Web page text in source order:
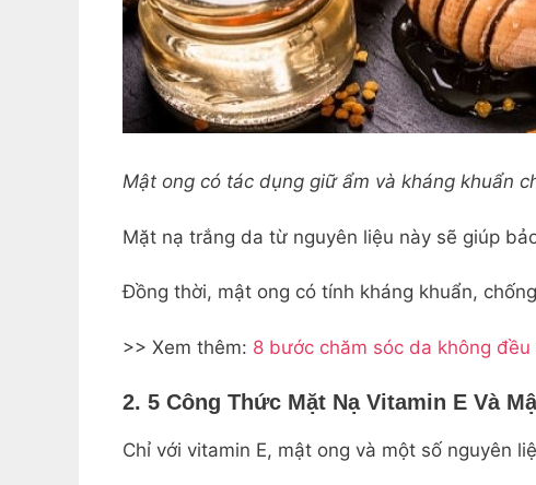
Mật ong có tác dụng giữ ẩm và kháng khuẩn
Mặt nạ trắng da từ nguyên liệu này sẽ giúp
Đồng thời, mật ong có tính kháng khuẩn,
>> Xem thêm: 8 bước chăm sóc da không
2. 5 Công Thức Mặt Nạ Vitamin E Và
Chỉ với vitamin E, mật ong và một số nguyên